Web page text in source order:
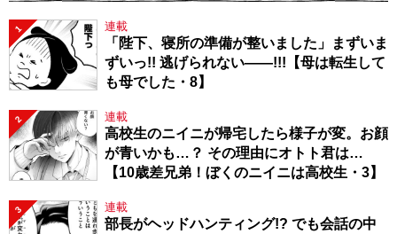
1 連載
「陛下、寝所の準備が整いました」まずいま
ずいっ!! 逃げられない――!!!【母は転生して
も母でした・8】
2 連載
高校生のニイニが帰宅したら様子が変。お顔
が青いかも…？ その理由にオトト君は…
【10歳差兄弟！ぼくのニイニは高校生・3】
3 連載
部長がヘッドハンティング!? でも会話の中